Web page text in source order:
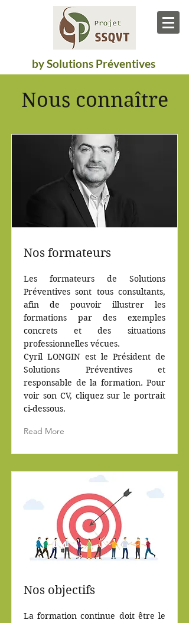
by Solutions Préventives
Nous connaître
Nos formateurs
Les formateurs de Solutions
Préventives sont tous consultants,
afin de pouvoir illustrer les
formations par des exemples
concrets et des situations
professionnelles vécues.
Cyril LONGIN est le Président de
Solutions Préventives et
responsable de la formation. Pour
voir son CV, cliquez sur le portrait
ci-dessous.
Read More
Nos objectifs
La formation continue doit être le